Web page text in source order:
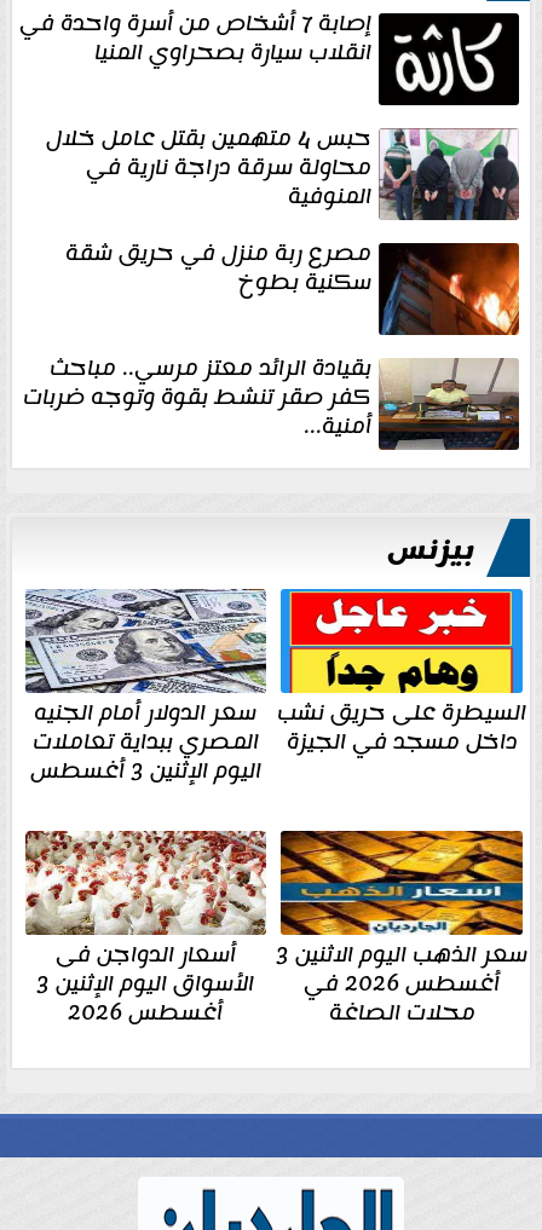
إصابة 7 أشخاص من أسرة واحدة في
انقلاب سيارة بصحراوي المنيا
حبس 4 متهمين بقتل عامل خلال
محاولة سرقة دراجة نارية في
المنوفية
مصرع ربة منزل في حريق شقة
سكنية بطوخ
بقيادة الرائد معتز مرسي.. مباحث
كفر صقر تنشط بقوة وتوجه ضربات
أمنية...
بيزنس
السيطرة على حريق نشب
داخل مسجد في الجيزة
سعر الدولار أمام الجنيه
المصري ببداية تعاملات
اليوم الإثنين 3 أغسطس
سعر الذهب اليوم الاثنين 3
أغسطس 2026 في
محلات الصاغة
أسعار الدواجن فى
الأسواق اليوم الإثنين 3
أغسطس 2026